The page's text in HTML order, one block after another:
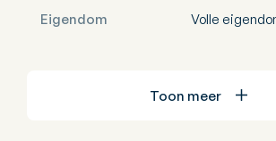
Eigendom Volle
Toon meer